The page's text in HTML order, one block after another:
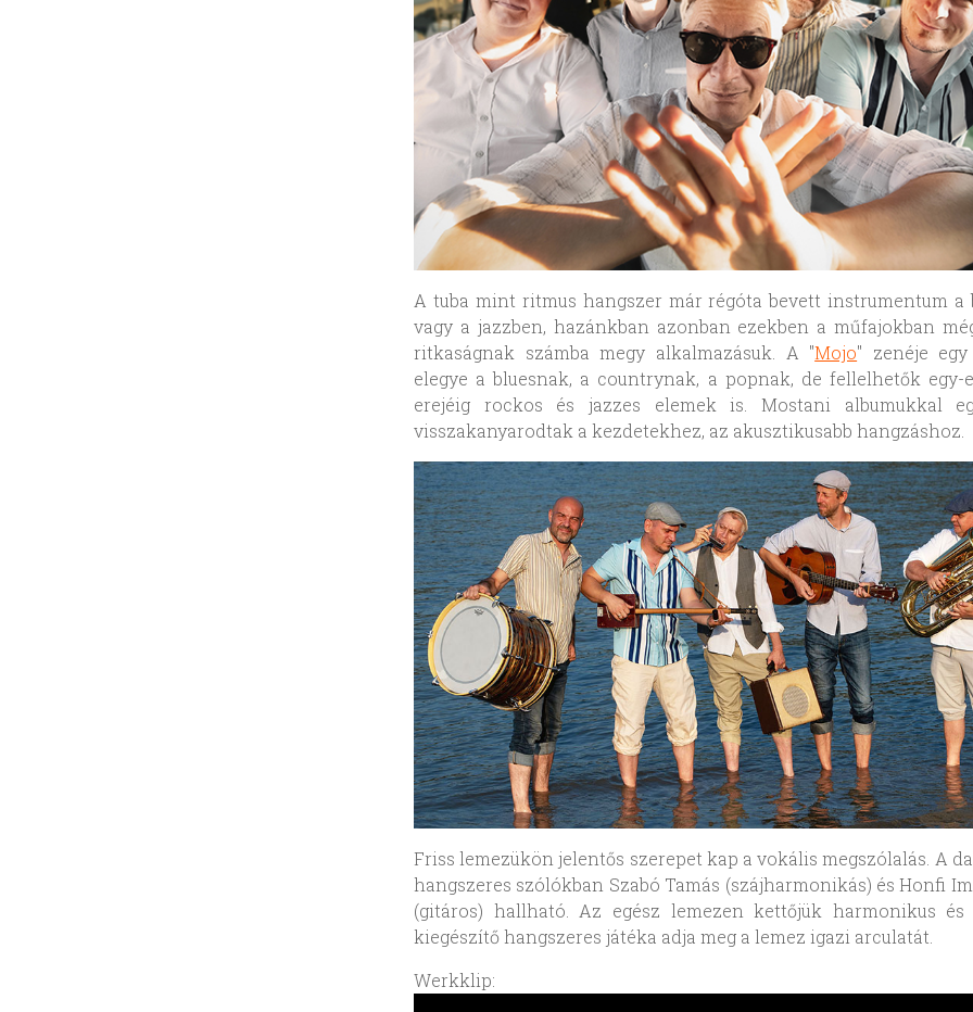
A tuba mint ritmus hangszer már régóta bevett instrumentum a
vagy a jazzben, hazánkban azonban ezekben a műfajokban
ritkaságnak számba megy alkalmazásuk. A "Mojo" zenéje
elegye a bluesnak, a countrynak, a popnak, de fellelhetők egy-
erejéig rockos és jazzes elemek is. Mostani albumukkal
visszakanyarodtak a kezdetekhez, az akusztikusabb hangzáshoz.
Friss lemezükön jelentős szerepet kap a vokális megszólalás. A
hangszeres szólókban Szabó Tamás (szájharmonikás) és Honfi
(gitáros) hallható. Az egész lemezen kettőjük harmonikus és
kiegészítő hangszeres játéka adja meg a lemez igazi arculatát.
Werkklip: